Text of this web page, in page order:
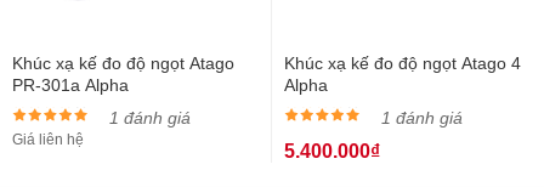
Khúc xạ kế đo độ ngọt Atago
PR-301a Alpha
1 đánh giá
Giá liên hệ
Khúc xạ kế đo độ ngọt Atago 4
Alpha
1 đánh giá
5.400.000₫